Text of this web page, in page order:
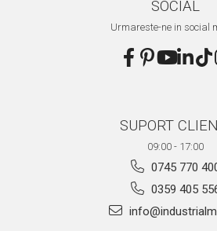
SOCIAL
Urmareste-ne in social
SUPORT
09:00 - 17:00
0745 770
0359 405